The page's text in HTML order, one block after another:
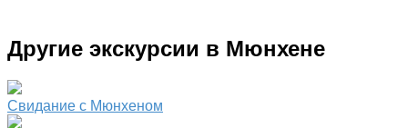
Другие экскурсии в Мюнхене
Свидание с Мюнхеном